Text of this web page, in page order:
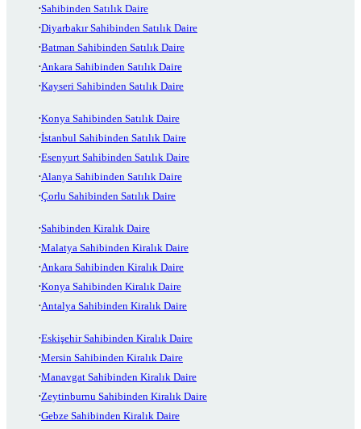
Sahibinden Satılık Daire
Diyarbakır Sahibinden Satılık Daire
Batman Sahibinden Satılık Daire
Ankara Sahibinden Satılık Daire
Kayseri Sahibinden Satılık Daire
Konya Sahibinden Satılık Daire
İstanbul Sahibinden Satılık Daire
Esenyurt Sahibinden Satılık Daire
Alanya Sahibinden Satılık Daire
Çorlu Sahibinden Satılık Daire
Sahibinden Kiralık Daire
Malatya Sahibinden Kiralık Daire
Ankara Sahibinden Kiralık Daire
Konya Sahibinden Kiralık Daire
Antalya Sahibinden Kiralık Daire
Eskişehir Sahibinden Kiralık Daire
Mersin Sahibinden Kiralık Daire
Manavgat Sahibinden Kiralık Daire
Zeytinburnu Sahibinden Kiralık Daire
Gebze Sahibinden Kiralık Daire